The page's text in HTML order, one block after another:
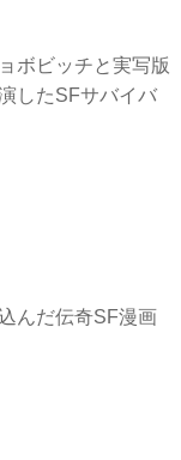
ボビッチと実写版
したSFサバイバ
んだ伝奇SF漫画